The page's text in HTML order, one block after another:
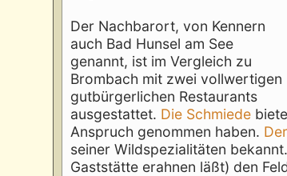
Der Nachbarort, von Kennern
auch Bad Hunsel am See
genannt, ist im Vergleich zu
Brombach mit zwei vollwertigen
gutbürgerlichen Restaurants
ausgestattet. Die Schmiede
Anspruch genommen haben.
seiner Wildspezialitäten
Gaststätte erahnen läßt) den